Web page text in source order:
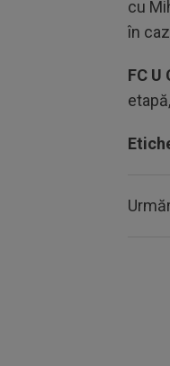
cu
în
FC